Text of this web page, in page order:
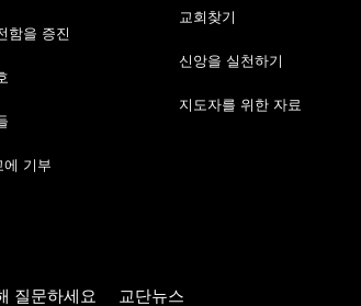
함을 증진
에 기부
교회찾기
신앙을 실천하기
지도자를 위한 자료
질문하세요 교단뉴스